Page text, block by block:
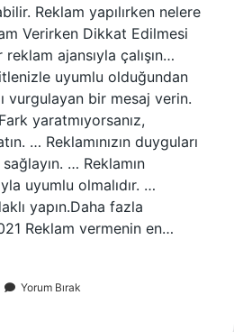
Reklam yapılırken nelere
Verirken Dikkat Edilmesi
ajansıyla çalışın…
uyumlu olduğundan
vurgulayan bir mesaj verin.
yaratmıyorsanız,
… Reklamınızın duyguları
… Reklamın
uyumlu olmalıdır. …
yapın.Daha fazla
Reklam vermenin en…
Yorum Bırak